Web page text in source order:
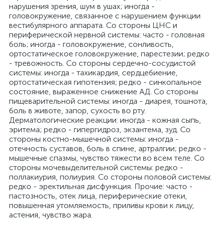
нарушения зрения, шум в ушах; иногда -
головокружение, связанное с нарушением функции
вестибулярного аппарата. Со стороны ЦНС и
периферической нервной системы: часто - головная
боль; иногда - головокружение, сонливость,
ортостатическое головокружение, парестезии; редко
- тревожность. Со стороны сердечно-сосудистой
системы: иногда - тахикардия, сердцебиение,
ортостатическая гипотензия; редко - синкопальное
состояние, выраженное снижение АД. Со стороны
пищеварительной системы: иногда - диарея, тошнота,
боль в животе, запор, сухость во рту.
Дерматологические реакции: иногда - кожная сыпь,
эритема; редко - гипергидроз, экзантема, зуд. Со
стороны костно-мышечной системы: иногда -
отечность суставов, боль в спине, артралгии; редко -
мышечные спазмы, чувство тяжести во всем теле. Со
стороны мочевыделительной системы: редко -
поллакиурия, полиурия. Со стороны половой системы:
редко - эректильная дисфункция. Прочие: часто -
пастозность, отек лица, периферические отеки,
повышенная утомляемость, приливы крови к лицу,
астения, чувство жара.